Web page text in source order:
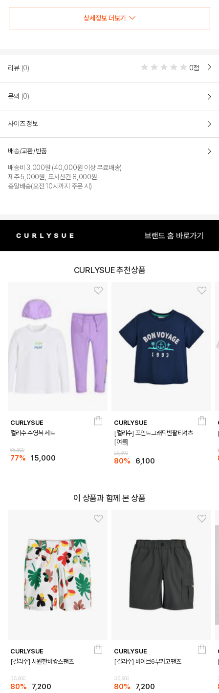
DETAILS
상세정보 더보기
리뷰 (0) 0점
문의 (0)
사이즈 정보
배송/교환/반품
배송비 3,000원 (40,000원 이상 무료배송)
제주 5,000원, 도서산간 8,000원
총알배송(오전 10시까지 주문 시)
CURLYSUE 추천상품
CURLYSUE
컬리수 수영복 세트
65,800
77% 15,000
CURLYSUE
[컬리수] 포인트그래픽반팔티셔츠
[여름]
29,900
80% 6,100
이 상품과 함께 본 상품
CURLYSUE
[컬리수] 시원한바캉스팬츠
35,900
80% 7,200
CURLYSUE
[컬리수] 바이브6부카고팬츠
35,900
80% 7,200